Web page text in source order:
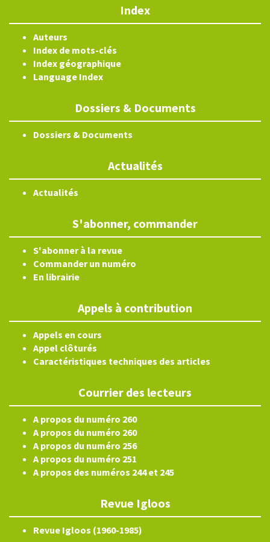
Index
Auteurs
Index de mots-clés
Index géographique
Language Index
Dossiers & Documents
Dossiers & Documents
Actualités
Actualités
S'abonner, commander
S'abonner à la revue
Commander un numéro
En librairie
Appels à contribution
Appels en cours
Appel clôturés
Caractéristiques techniques des articles
Courrier des lecteurs
A propos du numéro 260
A propos du numéro 260
A propos du numéro 256
A propos du numéro 251
A propos des numéros 244 et 245
Revue Igloos
Revue Igloos (1960-1985)